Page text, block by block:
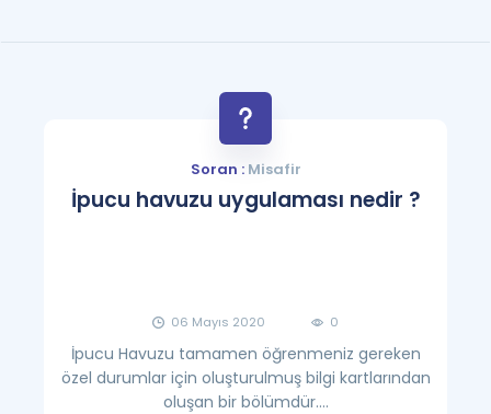
Soran :Misafir
İpucu havuzu uygulaması nedir ?
06 Mayıs 2020 0
İpucu Havuzu tamamen öğrenmeniz gereken
özel durumlar için oluşturulmuş bilgi kartlarından
oluşan bir bölümdür....